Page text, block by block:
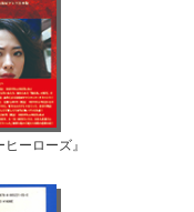
ーローズ』